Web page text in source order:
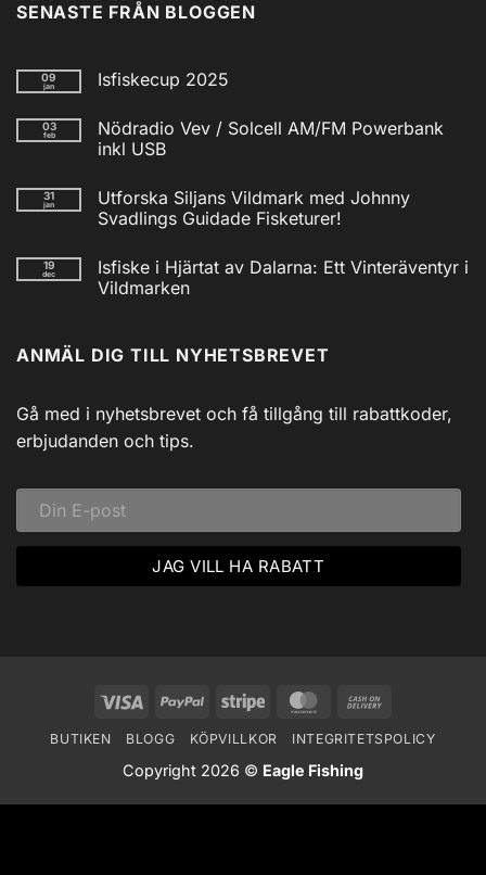
SENASTE FRÅN BLOGGEN
09
jan Isfiskecup 2025
till
Isfiskecup
2025
03
feb
Nödradio Vev / Solcell AM/FM Powerbank
inkl USB
till
Nödradio
Vev
AM/FM
Powerbank
inkl
31
jan
Utforska Siljans Vildmark med Johnny
Svadlings Guidade Fisketurer!
till
Utforska
Siljans
Svadlings
Guidade
19
dec
Isfiske i Hjärtat av Dalarna: Ett Vinteräventyr i
Vildmarken
Isfiske
i
Dalarna:
Ett
Vinteräventyr
i
ANMÄL DIG TILL NYHETSBREVET
Gå med i nyhetsbrevet och få tillgång till rabattkoder,
erbjudanden och tips.
Visa PayPal Stripe MasterCard
Delivery
BUTIKEN BLOGG KÖPVILLKOR INTEGRITETSPOLICY
Copyright 2026 © Eagle Fishing